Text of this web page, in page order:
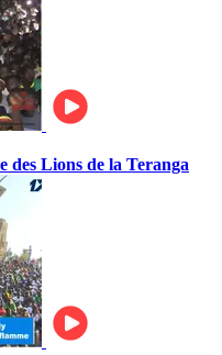
des Lions de la Teranga